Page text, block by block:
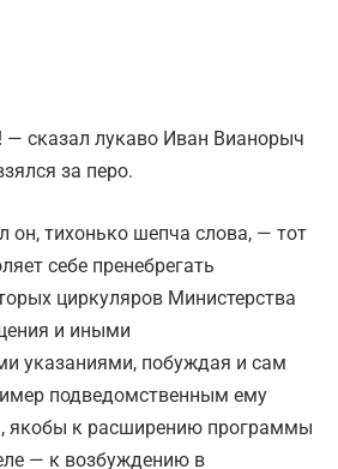
сказал лукаво Иван Вианорыч
за перо.
он, тихонько шепча слова, — тот
себе пренебрегать
циркуляров Министерства
и иными
указаниями, побуждая и сам
подведомственным ему
якобы к расширению программы
— к возбуждению в